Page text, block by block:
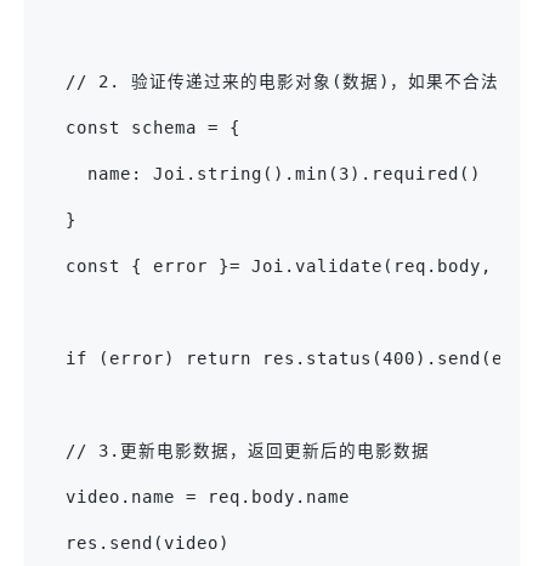
// 2. 验证传递过来的电影对象(数据)，如果不合法，返
  const schema = {
    name: Joi.string().min(3).required()
  }
const { error }= Joi.validate(req.body,
if (error) return
  // 3.更新电影数据，返回更新后的电影数据
  video.name = req.body.name
  res.send(video)